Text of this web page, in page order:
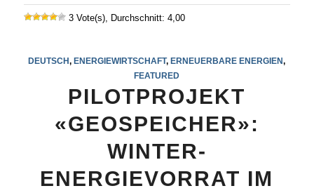
3 Vote(s), Durchschnitt: 4,00
DEUTSCH,ENERGIEWIRTSCHAFT,ERNEUERBARE ENERGIEN,
FEATURED
PILOTPROJEKT
«GEOSPEICHER»:
WINTER-
ENERGIEVORRAT IM